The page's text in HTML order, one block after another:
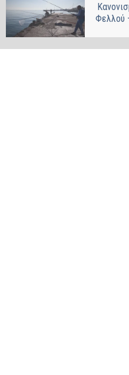
Φελλού